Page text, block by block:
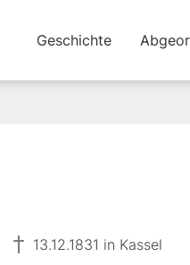
Geschichte
13.12.1831 in Kassel